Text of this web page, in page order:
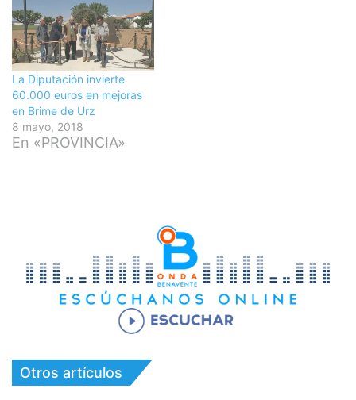
La Diputación invierte
60.000 euros en mejoras
en Brime de Urz
8 mayo, 2018
En «PROVINCIA»
Otros artículos